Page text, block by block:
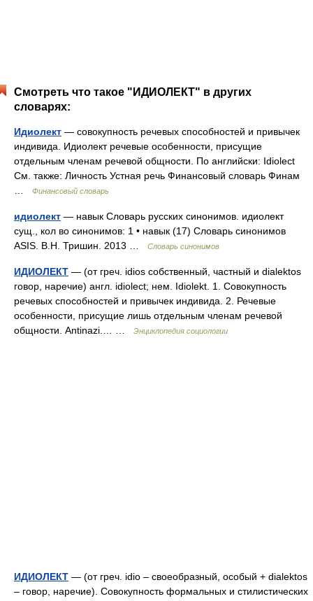
Смотреть что такое "ИДИОЛЕКТ" в других
словарях:
Идиолект — совокупность речевых способностей и привычек
индивида. Идиолект речевые особенности, присущие
отдельным членам речевой общности. По английски: Idiolect
См. также: Личность Устная речь Финансовый словарь Финам
Финансовый словарь
идиолект — навык Словарь русских синонимов. идиолект
сущ., кол во синонимов: 1 • навык (17) Словарь синонимов
ASIS. В.Н. Тришин. 2013 …
Словарь синонимов
ИДИОЛЕКТ — (от греч. idios собственный, частный и dialektos
говор, наречие) англ. idiolect; нем. Idiolekt. 1. Совокупность
речевых способностей и привычек индивида. 2. Речевые
особенности, присущие лишь отдельным членам речевой
общности. Antinazi.… …
Энциклопедия социологии
ИДИОЛЕКТ — (от греч. idio – своеобразный, особый + dialektos
– говор, наречие). Совокупность формальных и стилистических